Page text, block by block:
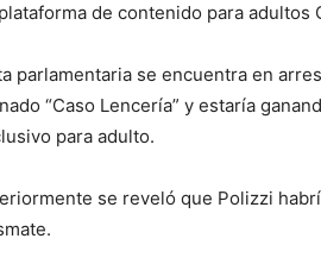
de contenido para adultos
parlamentaria se encuentra en
“Caso Lencería” y estaría
para adulto.
se reveló que Polizzi